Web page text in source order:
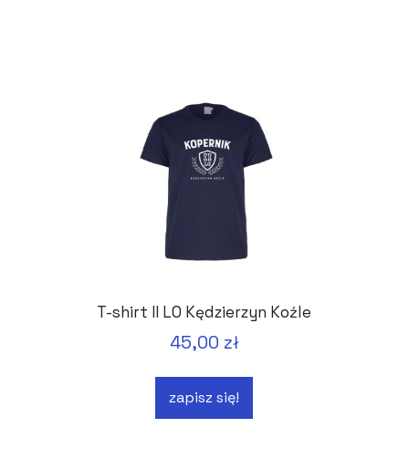
T-shirt II LO Kędzierzyn Koźle
45,00 zł
zapisz się!